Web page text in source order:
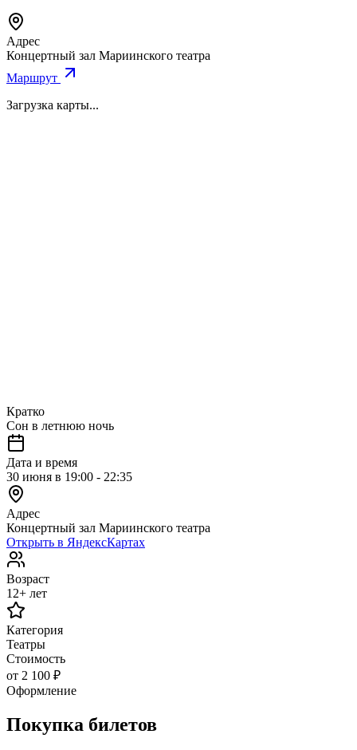
Адрес
Концертный зал Мариинского театра
Маршрут
Загрузка карты...
Кратко
Сон в летнюю ночь
Дата и время
30 июня в 19:00 - 22:35
Адрес
Концертный зал Мариинского театра
Открыть в ЯндексКартах
Возраст
12+ лет
Категория
Театры
Стоимость
от 2 100 ₽
Оформление
Покупка билетов